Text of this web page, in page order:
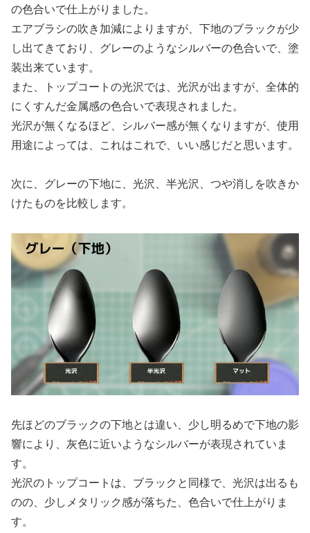
の色合いで仕上がりました。
エアブラシの吹き加減によりますが、下地のブラックが少
し出てきており、グレーのようなシルバーの色合いで、塗
装出来ています。
また、トップコートの光沢では、光沢が出ますが、全体的
にくすんだ金属感の色合いで表現されました。
光沢が無くなるほど、シルバー感が無くなりますが、使用
用途によっては、これはこれで、いい感じだと思います。
次に、グレーの下地に、光沢、半光沢、つや消しを吹きか
けたものを比較します。
先ほどのブラックの下地とは違い、少し明るめで下地の影
響により、灰色に近いようなシルバーが表現されていま
す。
光沢のトップコートは、ブラックと同様で、光沢は出るも
のの、少しメタリック感が落ちた、色合いで仕上がりま
す。